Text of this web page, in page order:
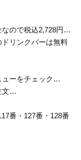
なので税込2,728円…
リンクバーは無料
ューをチェック…
文…
番・127番・128番